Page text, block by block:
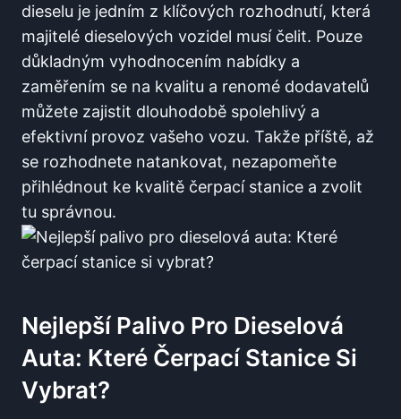
dieselu ⁣je jedním z klíčových rozhodnutí, která
majitelé dieselových vozidel ‌musí čelit. ⁢Pouze
důkladným ​vyhodnocením nabídky a
zaměřením se na kvalitu a renomé dodavatelů⁤
můžete zajistit‌ dlouhodobě‍ spolehlivý a
efektivní ⁢provoz vašeho vozu.⁢ Takže příště, až​
se‌ rozhodnete‌ natankovat, nezapomeňte
přihlédnout ke kvalitě čerpací stanice ⁤a zvolit
tu správnou.
Nejlepší⁣ Palivo Pro Dieselová‌
Auta: Které Čerpací ‌stanice ‍si
Vybrat?